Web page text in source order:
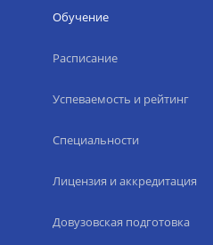
Обучение
Расписание
Успеваемость и рейтинг
Специальности
Лицензия и аккредитация
Довузовская подготовка